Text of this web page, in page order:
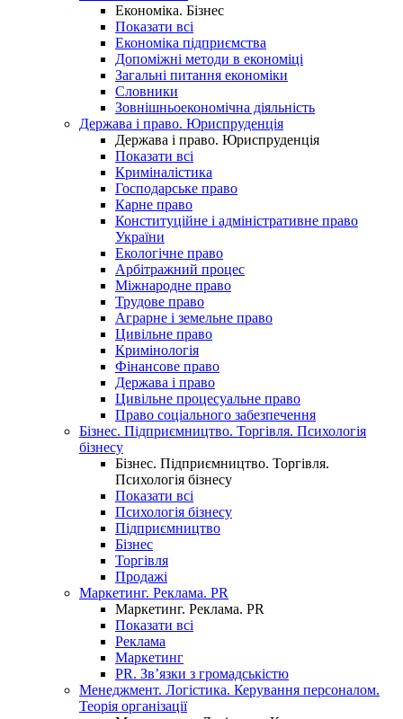
Економіка. Бізнес
Показати всі
Економіка підприємства
Допоміжні методи в економіці
Загальні питання економіки
Словники
Зовнішньоекономічна діяльність
Держава і право. Юриспруденція
Держава і право. Юриспруденція
Показати всі
Криміналістика
Господарське право
Карне право
Конституційне і адміністративне право
України
Екологічне право
Арбітражний процес
Міжнародне право
Трудове право
Аграрне і земельне право
Цивільне право
Кримінологія
Фінансове право
Держава і право
Цивільне процесуальне право
Право соціального забезпечення
Бізнес. Підприємництво. Торгівля. Психологія
бізнесу
Бізнес. Підприємництво. Торгівля.
Психологія бізнесу
Показати всі
Психологія бізнесу
Підприємництво
Бізнес
Торгівля
Продажі
Маркетинг. Реклама. PR
Маркетинг. Реклама. PR
Показати всі
Реклама
Маркетинг
PR. Зв’язки з громадськістю
Менеджмент. Логістика. Керування персоналом.
Теорія організації